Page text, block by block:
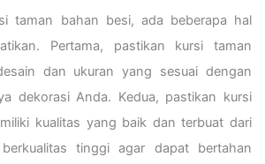
taman bahan besi, ada beberapa hal
Pertama, pastikan kursi taman
dan ukuran yang sesuai dengan
dekorasi Anda. Kedua, pastikan kursi
kualitas yang baik dan terbuat dari
tinggi agar dapat bertahan